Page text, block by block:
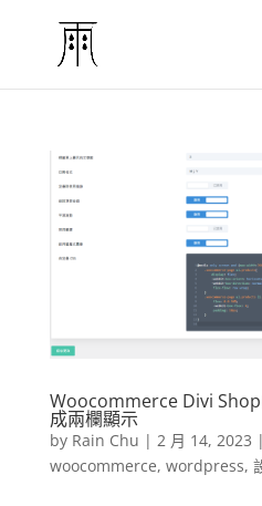
Woocommerce Divi
成兩欄顯示
by Rain Chu | 2 月 14, 2023 |
woocommerce, wordpress,